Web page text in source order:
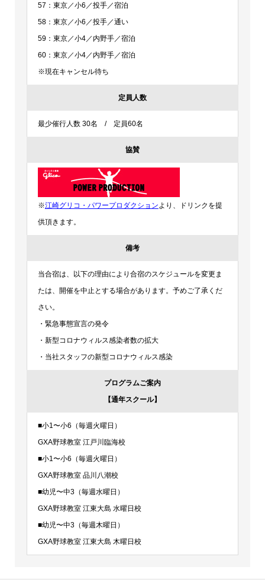
57：東京／小6／投手／宿泊
58：東京／小6／投手／通い
59：東京／小4／内野手／宿泊
60：東京／小4／内野手／宿泊
※現在キャンセル待ち
定員人数
最少催行人数 30名 / 定員60名
協賛
※江崎グリコ・パワープロダクションより、ドリンクを提
供頂きます。
備考
当合宿は、以下の理由により合宿のスケジュールを変更ま
たは、開催を中止とする場合があります。予めご了承くだ
さい。
・緊急事態宣言の発令
・新型コロナウィルス感染者数の拡大
・当社スタッフの新型コロナウィルス感染
プログラムご案内
【通年スクール】
■小1〜小6（毎週火曜日）
GXA野球教室 江戸川臨海校
■小1〜小6（毎週火曜日）
GXA野球教室 品川八潮校
■幼児〜中3（毎週水曜日）
GXA野球教室 江東大島 水曜日校
■幼児〜中3（毎週木曜日）
GXA野球教室 江東大島 木曜日校